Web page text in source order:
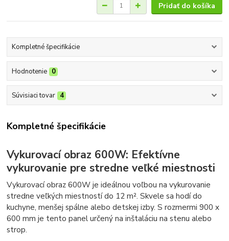
Pridať do košíka
Kompletné špecifikácie
Hodnotenie 0
Súvisiaci tovar 4
Kompletné špecifikácie
Vykurovací obraz 600W: Efektívne
vykurovanie pre stredne veľké miestnosti
Vykurovací obraz 600W je ideálnou voľbou na vykurovanie
stredne veľkých miestností do 12 m². Skvele sa hodí do
kuchyne, menšej spálne alebo detskej izby. S rozmermi 900 x
600 mm je tento panel určený na inštaláciu na stenu alebo
strop.